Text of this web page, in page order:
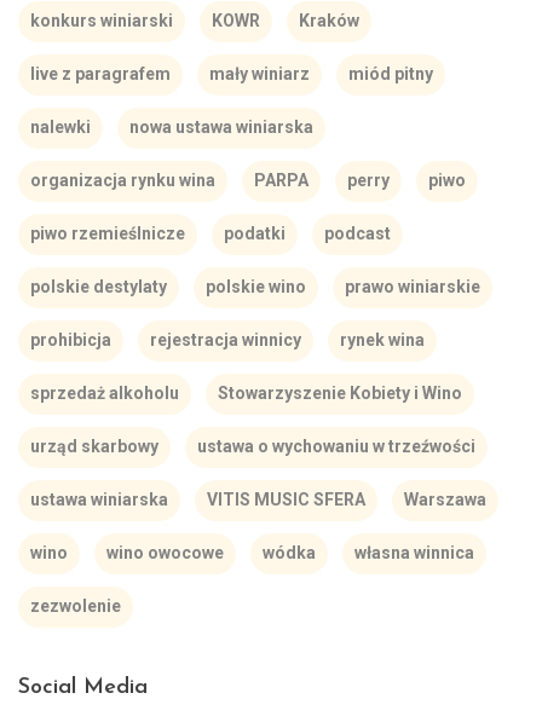
konkurs winiarski KOWR Kraków
live z paragrafem mały winiarz miód pitny
nalewki nowa ustawa winiarska
organizacja rynku wina PARPA perry piwo
piwo rzemieślnicze podatki podcast
polskie destylaty polskie wino prawo winiarskie
prohibicja rejestracja winnicy rynek wina
sprzedaż alkoholu Stowarzyszenie Kobiety i Wino
urząd skarbowy ustawa o wychowaniu w trzeźwości
ustawa winiarska VITIS MUSIC SFERA Warszawa
wino wino owocowe wódka własna winnica
zezwolenie
Social Media